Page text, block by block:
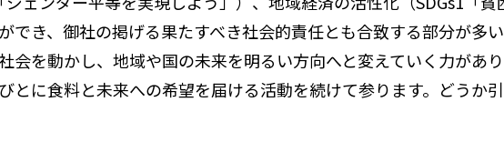
でき、御社の掲げる果たすべき社会的責任とも合致する部分が多い
を動かし、地域や国の未来を明るい方向へと変えていく力があ
に食料と未来への希望を届ける活動を続けて参ります。どうか